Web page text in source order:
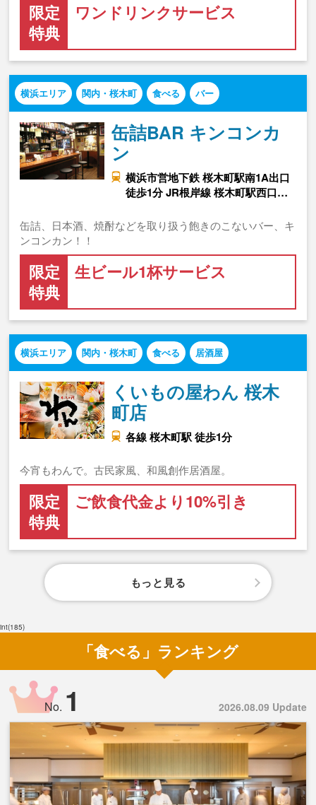
限定
特典
ワンドリンクサービス
横浜エリア 関内・桜木町 食べる バー
缶詰BAR キンコンカ
ン
横浜市営地下鉄 桜木町駅南1A出口
徒歩1分 JR根岸線 桜木町駅西口…
缶詰、日本酒、焼酎などを取り扱う飽きのこないバー、キ
ンコンカン！！
限定
特典
生ビール1杯サービス
横浜エリア 関内・桜木町 食べる 居酒屋
くいもの屋わん 桜木
町店
各線 桜木町駅 徒歩1分
今宵もわんで。古民家風、和風創作居酒屋。
限定
特典
ご飲食代金より10%引き
もっと見る
int(185)
「食べる」ランキング
2026.08.09 Update
No. 1